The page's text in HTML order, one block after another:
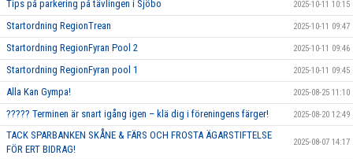
Tips på parkering på tävlingen i Sjöbo 2025-10-11 10:15
Startordning RegionTrean 2025-10-11 09:47
Startordning RegionFyran Pool 2 2025-10-11 09:46
Startordning RegionFyran pool 1 2025-10-11 09:45
Alla Kan Gympa! 2025-08-25 11:10
????? Terminen är snart igång igen – klä dig i föreningens färger! 2025-08-20 12:49
TACK SPARBANKEN SKÅNE & FÄRS OCH FROSTA ÄGARSTIFTELSE
FÖR ERT BIDRAG!
2025-08-07 14:17